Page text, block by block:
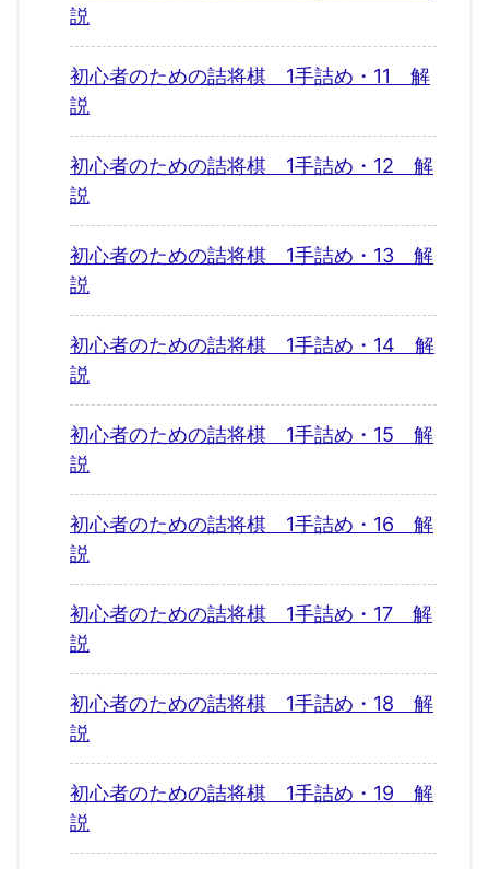
説
初心者のための詰将棋 1手詰め・11 解
説
初心者のための詰将棋 1手詰め・12 解
説
初心者のための詰将棋 1手詰め・13 解
説
初心者のための詰将棋 1手詰め・14 解
説
初心者のための詰将棋 1手詰め・15 解
説
初心者のための詰将棋 1手詰め・16 解
説
初心者のための詰将棋 1手詰め・17 解
説
初心者のための詰将棋 1手詰め・18 解
説
初心者のための詰将棋 1手詰め・19 解
説